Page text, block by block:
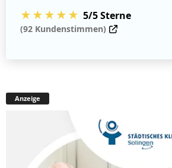
★★★★★ 5/5 Sterne
(92 Kundenstimmen)
Anzeige